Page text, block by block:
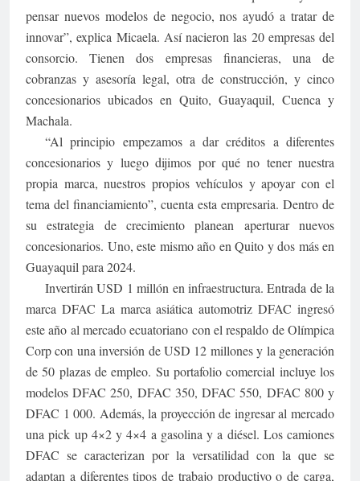
pensar nuevos modelos de negocio, nos ayudó a tratar de
innovar”, explica Micaela. Así nacieron las 20 empresas del
consorcio. Tienen dos empresas financieras, una de
cobranzas y asesoría legal, otra de construcción, y cinco
concesionarios ubicados en Quito, Guayaquil, Cuenca y
Machala.
“Al principio empezamos a dar créditos a diferentes
concesionarios y luego dijimos por qué no tener nuestra
propia marca, nuestros propios vehículos y apoyar con el
tema del financiamiento”, cuenta esta empresaria. Dentro de
su estrategia de crecimiento planean aperturar nuevos
concesionarios. Uno, este mismo año en Quito y dos más en
Guayaquil para 2024.
Invertirán USD 1 millón en infraestructura. Entrada de la
marca DFAC La marca asiática automotriz DFAC ingresó
este año al mercado ecuatoriano con el respaldo de Olímpica
Corp con una inversión de USD 12 millones y la generación
de 50 plazas de empleo. Su portafolio comercial incluye los
modelos DFAC 250, DFAC 350, DFAC 550, DFAC 800 y
DFAC 1 000. Además, la proyección de ingresar al mercado
una pick up 4×2 y 4×4 a gasolina y a diésel. Los camiones
DFAC se caracterizan por la versatilidad con la que se
adaptan a diferentes tipos de trabajo productivo o de carga,